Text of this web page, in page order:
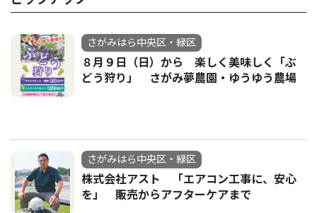
さがみはら中央区・緑区
８月９日（日）から 楽しく美味しく「ぶ
どう狩り」 さがみ夢農園・ゆうゆう農場
さがみはら中央区・緑区
株式会社アスト 「エアコン工事に、安心
を」 販売からアフターケアまで